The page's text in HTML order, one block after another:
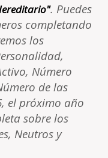
. Puedes
completando
los
Número
de las
el próximo año
sobre los
Neutros y